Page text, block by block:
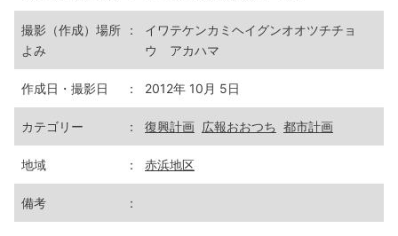
撮影（作成）場所
よみ
：
イワテケンカミヘイグンオオツチチョ
ウ アカハマ
作成日・撮影日 ： 2012年 10月 5日
カテゴリー ： 復興計画 広報おおつち 都市計画
地域 ： 赤浜地区
備考 ：